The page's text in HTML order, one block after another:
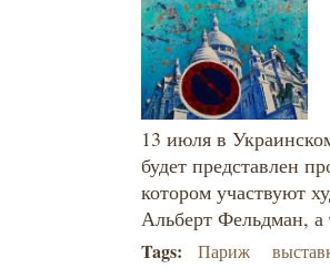
13 июля в
будет представлен
котором участвуют
Альберт Фельдман,
Tags: Париж